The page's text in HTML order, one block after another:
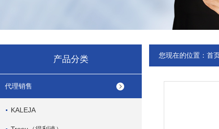
产品分类
代理销售
KALEJA
您现在的位置： 首